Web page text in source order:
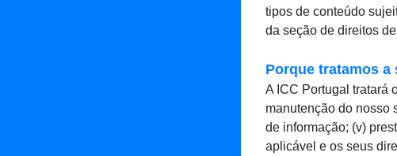
tipos de conteúdo
da seção de direitos
Porque tratamos a
A ICC Portugal tratará
manutenção do nosso
de informação; (v)
aplicável e os seus